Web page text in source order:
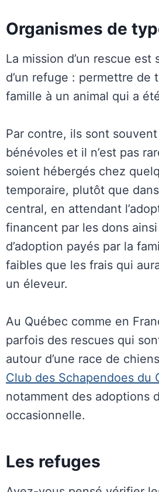
Organismes de
La mission d’un rescue est
d’un refuge : permettre de
famille à un animal qui a
Par contre, ils sont
bénévoles et il n’est pas
soient hébergés chez
temporaire, plutôt que
central, en attendant
financent par les dons
d’adoption payés par la
faibles que les frais qui
un éleveur.
Au Québec comme en
parfois des rescues qui
autour d’une race de
Club des Schapendoes du
notamment des adoptions
occasionnelle.
Les refuges